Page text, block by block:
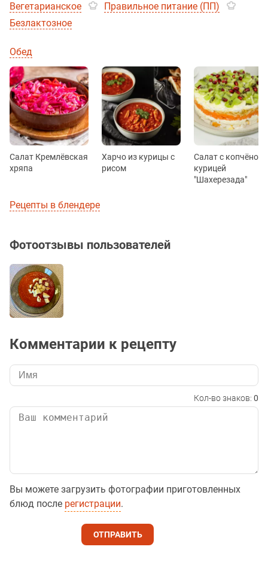
Вегетарианское
Правильное питание (ПП)
Безлактозное
Обед
Салат Кремлёвская
хряпа
Харчо из курицы с
рисом
Салат с копчёной
курицей
"Шахерезада"
Рецепты в блендере
Фотоотзывы пользователей
Комментарии к рецепту
Кол-во знаков: 0
Вы можете загрузить фотографии приготовленных
блюд после регистрации.
ОТПРАВИТЬ